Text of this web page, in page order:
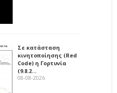
Σε κατάσταση
κινητοποίησης (Red
Code) η Γορτυνία
(9.8.2…
08-08-2026